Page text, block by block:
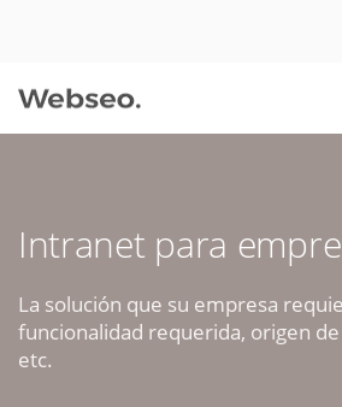
Intranet para
La solución que su empresa
funcionalidad requerida, origen
etc.
09:30 AM A 18:30 PM
soporte@webseo.cl